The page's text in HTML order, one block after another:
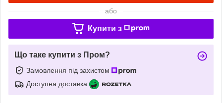
або
Купити з
Що таке купити з Пром?
Замовлення під захистом
Доступна доставка